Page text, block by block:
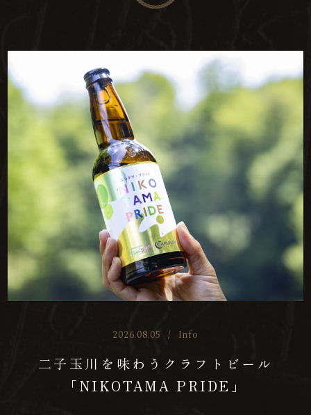
2026.08.05 / Info
二子玉川を味わうクラフトビール
「NIKOTAMA PRIDE」